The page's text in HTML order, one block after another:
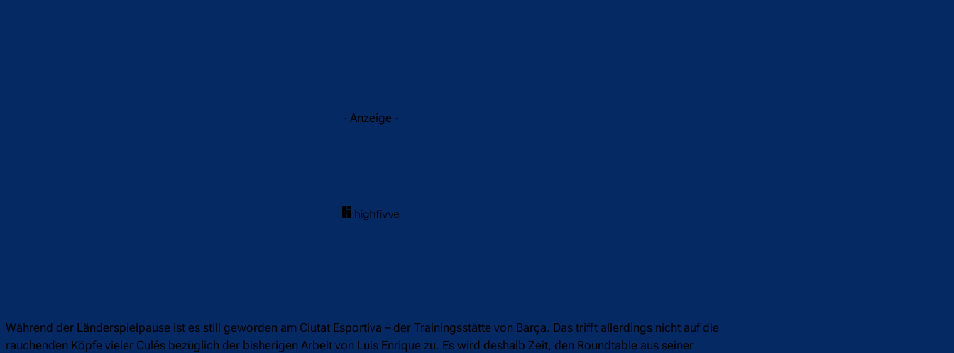
- Anzeige -
Während der Länderspielpause ist es still geworden am Ciutat Esportiva – der Trainingsstätte von Barça. Das trifft allerdings nicht auf die
rauchenden Köpfe vieler Culés bezüglich der bisherigen Arbeit von Luis Enrique zu. Es wird deshalb Zeit, den Roundtable aus seiner